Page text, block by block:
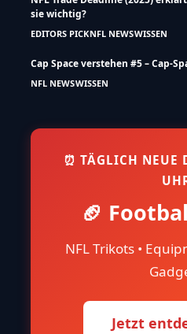
sie wichtig?
EDITORS PICKNFL NEWSWISSEN
Cap Space verstehen #5 – Cap-
NFL NEWSWISSEN
⏰ TÄGLICH NEUE
🏈
NFL Trikots •
Jetzt